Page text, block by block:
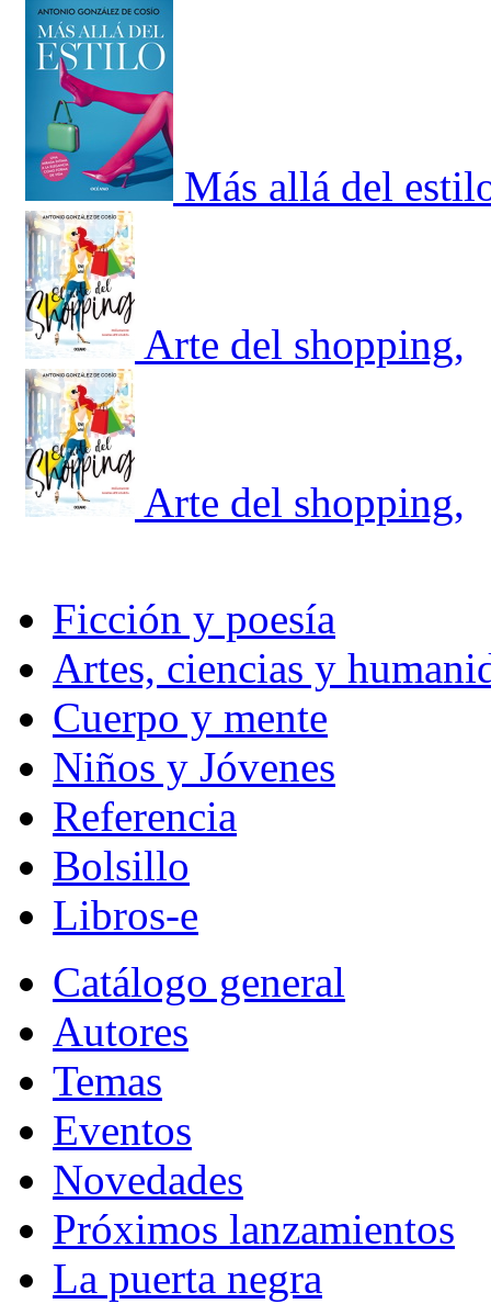
Más allá del
Arte del shopping,
Arte del shopping,
Ficción y poesía
Artes, ciencias y
Cuerpo y mente
Niños y Jóvenes
Referencia
Bolsillo
Libros-e
Catálogo general
Autores
Temas
Eventos
Novedades
Próximos lanzamientos
La puerta negra